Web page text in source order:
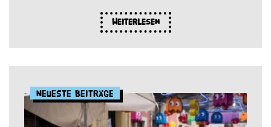
Weiterlesen
Neueste Beiträge